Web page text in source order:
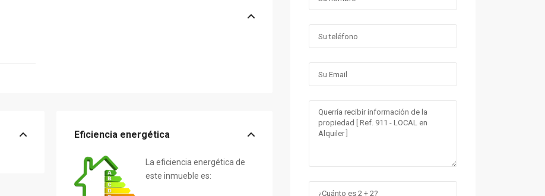
Eficiencia energética
La eficiencia energética de
este inmueble es: